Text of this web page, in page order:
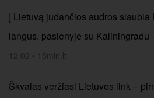
Į Lietuvą judančios audros
langus, pasienyje su Kaliningradu
12:02 • 15min.lt
Škvalas veržiasi Lietuvos link –